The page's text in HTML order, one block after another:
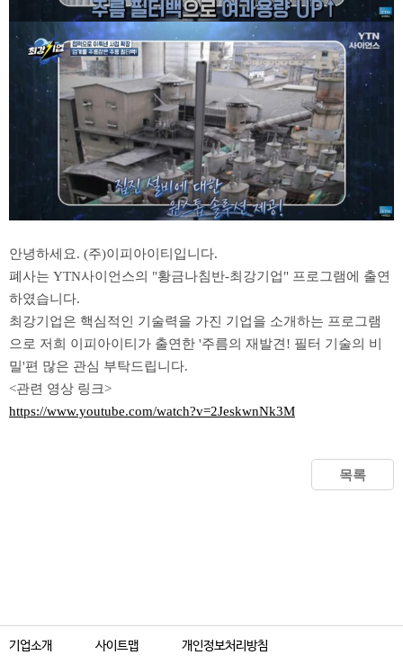
안녕하세요. (주)이피아이티입니다.
폐사는 YTN사이언스의 "황금나침반-최강기업" 프로그램에 출연
하였습니다.
최강기업은 핵심적인 기술력을 가진 기업을 소개하는 프로그램
으로 저희 이피아이티가 출연한 '주름의 재발견! 필터 기술의 비
밀'편 많은 관심 부탁드립니다.
<관련 영상 링크>
https://www.youtube.com/watch?v=2JeskwnNk3M
목록
기업소개 사이트맵 개인정보처리방침